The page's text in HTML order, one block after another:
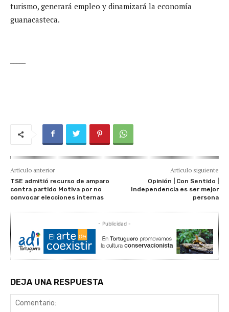
turismo, generará empleo y dinamizará la economía
guanacasteca.
Artículo anterior
TSE admitió recurso de amparo
contra partido Motiva por no
convocar elecciones internas
Artículo siguiente
Opinión | Con Sentido |
Independencia es ser mejor
persona
- Publicidad -
DEJA UNA RESPUESTA